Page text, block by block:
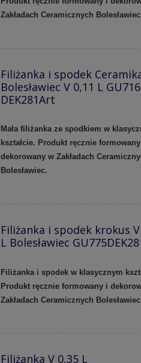
Zakładach Ceramicznych
Filiżanka i spodek
Bolesławiec V 0,11 L GU716
DEK281Art
Mała filiżanka ze spodkiem w
kształcie. Produkt ręcznie
dekorowany w Zakładach
Bolesławiec.
Filiżanka i spodek krokus
L Bolesławiec
Filiżanka i spodek w klasycznym
Produkt ręcznie formowany i
Zakładach Ceramicznych
Filiżanka V 0,35 L